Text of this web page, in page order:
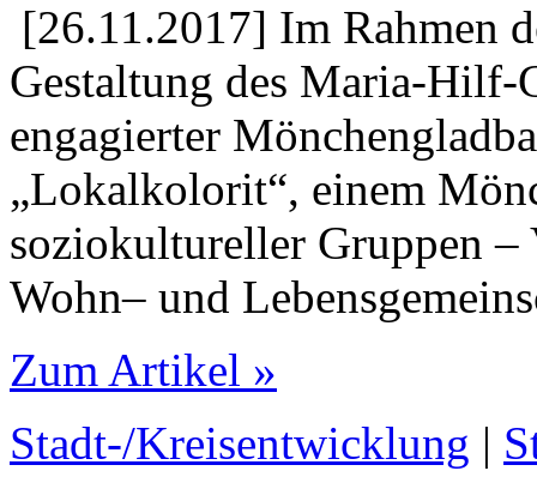
[26.11.2017] Im Rahmen
Gestaltung des Maria-Hilf-
engagierter
„Lokalkolorit“, einem
soziokultureller Gruppen –
Wohn– und
Zum Artikel »
Stadt-/Kreisentwicklung |